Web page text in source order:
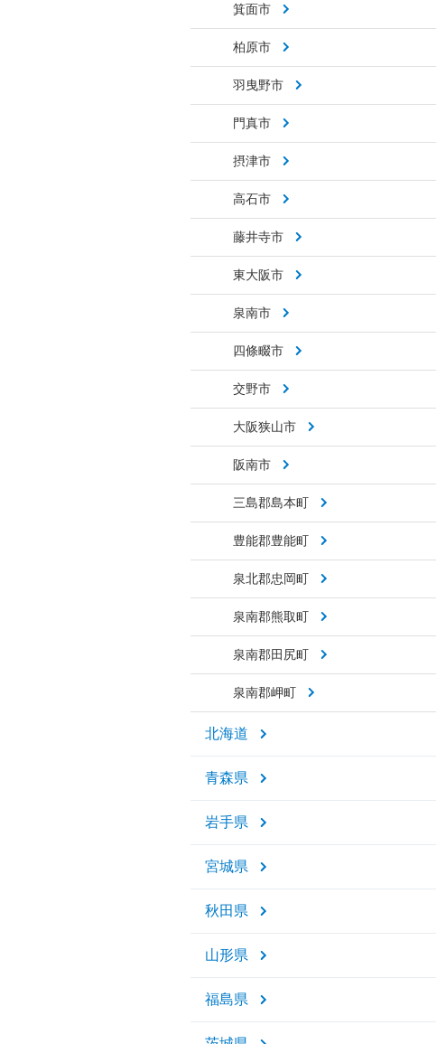
箕面市
柏原市
羽曳野市
門真市
摂津市
高石市
藤井寺市
東大阪市
泉南市
四條畷市
交野市
大阪狭山市
阪南市
三島郡島本町
豊能郡豊能町
泉北郡忠岡町
泉南郡熊取町
泉南郡田尻町
泉南郡岬町
北海道
青森県
岩手県
宮城県
秋田県
山形県
福島県